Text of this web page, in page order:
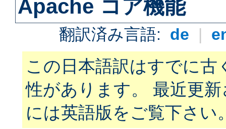
Apache コア機能
翻訳済み言語: de |
この日本語訳はすでに古
性があります。 最近更
には英語版をご覧下さい